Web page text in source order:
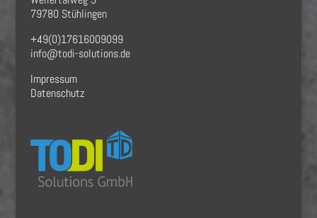
79780 Stühlingen
+49(0)17616009099
info@todi-solutions.de
Impressum
Datenschutz